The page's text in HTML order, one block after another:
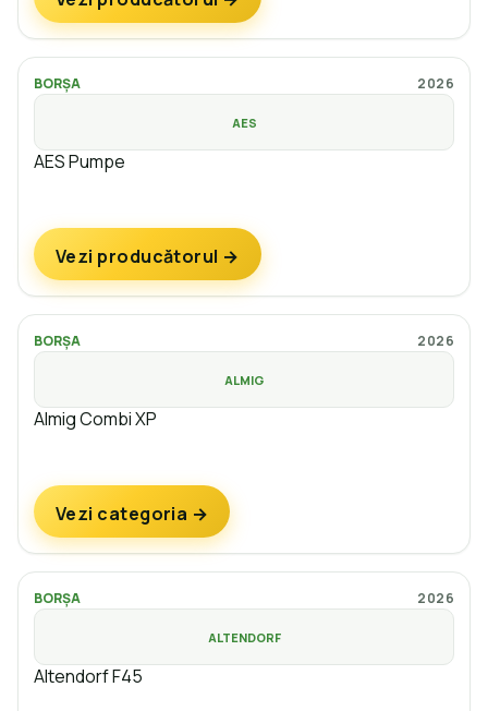
BORȘA 2026
AES
AES Pumpe
Vezi producătorul →
BORȘA 2026
ALMIG
Almig Combi XP
Vezi categoria →
BORȘA 2026
ALTENDORF
Altendorf F45